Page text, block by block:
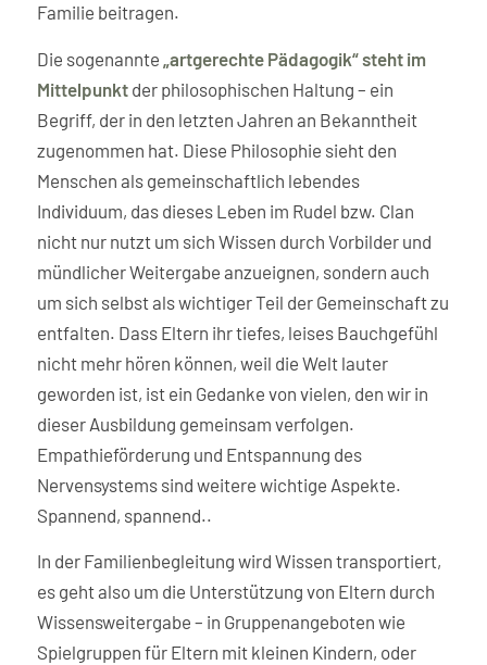
Familie beitragen.
Die sogenannte „artgerechte Pädagogik“ steht im
Mittelpunktder philosophischen Haltung – ein
Begriff, der in den letzten Jahren an Bekanntheit
zugenommen hat. Diese Philosophie sieht den
Menschen als gemeinschaftlich lebendes
Individuum, das dieses Leben im Rudel bzw. Clan
nicht nur nutzt um sich Wissen durch Vorbilder und
mündlicher Weitergabe anzueignen, sondern auch
um sich selbst als wichtiger Teil der Gemeinschaft zu
entfalten. Dass Eltern ihr tiefes, leises Bauchgefühl
nicht mehr hören können, weil die Welt lauter
geworden ist, ist ein Gedanke von vielen, den wir in
dieser Ausbildung gemeinsam verfolgen.
Empathieförderung und Entspannung des
Nervensystems sind weitere wichtige Aspekte.
Spannend, spannend..
In der Familienbegleitung wird Wissen transportiert,
es geht also um die Unterstützung von Eltern durch
Wissensweitergabe – in Gruppenangeboten wie
Spielgruppen für Eltern mit kleinen Kindern, oder